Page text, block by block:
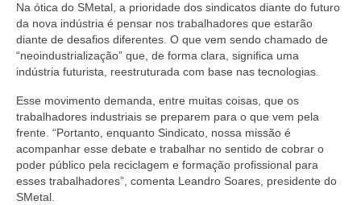
Na ótica do SMetal, a prioridade dos sindicatos diante do futuro
da nova indústria é pensar nos trabalhadores que estarão
diante de desafios diferentes. O que vem sendo chamado de
“neoindustrialização” que, de forma clara, significa uma
indústria futurista, reestruturada com base nas tecnologias.
Esse movimento demanda, entre muitas coisas, que os
trabalhadores industriais se preparem para o que vem pela
frente. “Portanto, enquanto Sindicato, nossa missão é
acompanhar esse debate e trabalhar no sentido de cobrar o
poder público pela reciclagem e formação profissional para
esses trabalhadores”, comenta Leandro Soares, presidente do
SMetal.